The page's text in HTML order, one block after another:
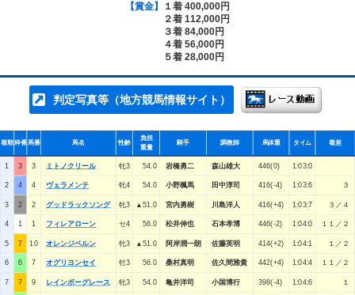
【賞金】
１着 400,000円
２着 112,000円
３着 84,000円
４着 56,000円
５着 28,000円
判定写真等（地方競馬情報サイト）
着順枠番馬番 馬名 性齢
負担
重量
騎手 調教師 馬体重 タイム 着差
1 3 3 ミトノクリール 牝3 54.0 岩橋勇二 森山雄大 446(0) 1:03:0
2 4 4 ヴェラメンテ 牝4 54.0 小野楓馬 田中淳司 416(-4) 1:03:6 ３
3 2 2 グッドラックソング 牝3 ▲51.0 宮内勇樹 川島洋人 416(+4) 1:03:7 ３／４
4 1 1 フィレアローン セ4 56.0 松井伸也 石本孝博 446(-2) 1:04:0 １１／２
5 7 10 オレンジベルン 牝3 ▲51.0 阿岸潤一朗 佐藤英明 414(+2) 1:04:1 １／２
6 6 7 オグリヨンセイ 牡3 56.0 桑村真明 佐久間雅貴 442(+4) 1:04:4 １１／２
7 7 9 レインボーグレース 牝3 54.0 亀井洋司 小国博行 398(-4) 1:04:6 １